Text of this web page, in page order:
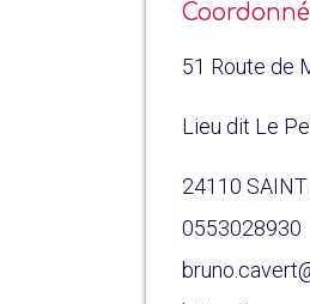
51 Route de
Lieu dit Le
24110
0553028930